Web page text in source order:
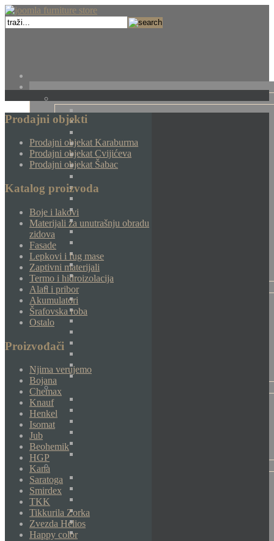
Prodajni objekti
Prodajni objekat Karaburma
Prodajni objekat Cvijićeva
Prodajni objekat Šabac
Katalog proizvoda
Boje i lakovi
Materijali za unutrašnju obradu
zidova
Fasade
Lepkovi i fug mase
Zaptivni materijali
Termo i hidroizolacija
Alati i pribor
Akumulatori
Šrafovska roba
Ostalo
Proizvođači
Njima verujemo
Bojana
Chemax
Knauf
Henkel
Isomat
Jub
Beohemik
HGP
Kana
Saratoga
Smirdex
TKK
Tikkurila Zorka
Zvezda Helios
Happy color